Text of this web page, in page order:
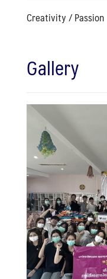
Creativity / Passion
Gallery